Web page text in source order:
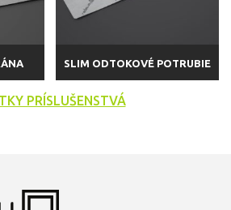
SLIM ODTOKOVÉ POTRUBIE
PRÍSLUŠENSTVÁ